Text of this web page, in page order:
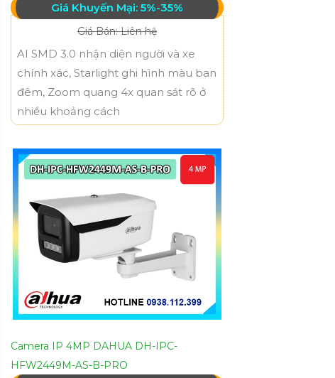
Giá Khuyến Mại: 5%-35%
Giá Bán: Liên hệ
AI SMD 3.0 nhận diện người và xe
chính xác, Starlight ghi hình màu ban
đêm, Zoom quang 4x quan sát rõ ở
nhiều khoảng cách
Camera IP 4MP DAHUA DH-IPC-
HFW2449M-AS-B-PRO